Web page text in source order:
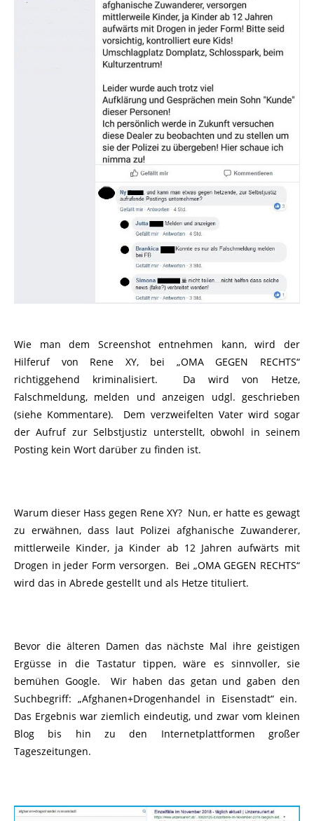
Wie man dem Screenshot entnehmen kann, wird der
Hilferuf von Rene XY, bei „OMA GEGEN RECHTS“
richtiggehend kriminalisiert. Da wird von Hetze,
Falschmeldung, melden und anzeigen udgl. geschrieben
(siehe Kommentare). Dem verzweifelten Vater wird sogar
der Aufruf zur Selbstjustiz unterstellt, obwohl in seinem
Posting kein Wort darüber zu finden ist.
Warum dieser Hass gegen Rene XY? Nun, er hatte es gewagt
zu erwähnen, dass laut Polizei afghanische Zuwanderer,
mittlerweile Kinder, ja Kinder ab 12 Jahren aufwärts mit
Drogen in jeder Form versorgen. Bei „OMA GEGEN RECHTS“
wird das in Abrede gestellt und als Hetze tituliert.
Bevor die älteren Damen das nächste Mal ihre geistigen
Ergüsse in die Tastatur tippen, wäre es sinnvoller, sie
bemühen Google. Wir haben das getan und gaben den
Suchbegriff: „Afghanen+Drogenhandel in Eisenstadt“ ein.
Das Ergebnis war ziemlich eindeutig, und zwar vom kleinen
Blog bis hin zu den Internetplattformen großer
Tageszeitungen.